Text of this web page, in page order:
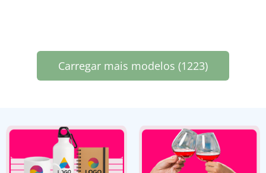
Carregar mais modelos (1223)